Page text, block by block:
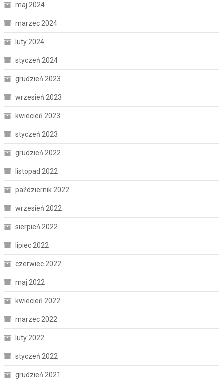
maj 2024
marzec 2024
luty 2024
styczeń 2024
grudzień 2023
wrzesień 2023
kwiecień 2023
styczeń 2023
grudzień 2022
listopad 2022
październik 2022
wrzesień 2022
sierpień 2022
lipiec 2022
czerwiec 2022
maj 2022
kwiecień 2022
marzec 2022
luty 2022
styczeń 2022
grudzień 2021